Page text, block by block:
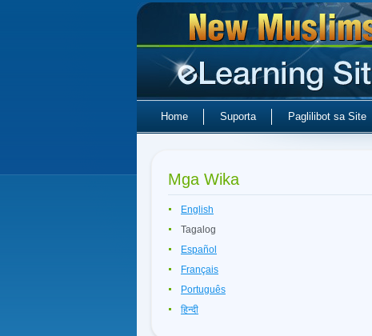
Home Suporta Paglilibot sa Site
Mga Wika
English
Tagalog
Español
Français
Português
हिन्दी